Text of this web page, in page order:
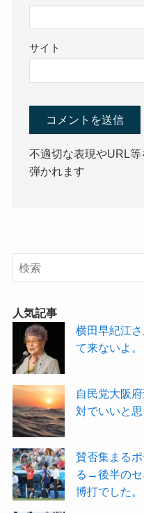
サイト
不適切な表現やURL
弾かれます
人気記事
横田早紀江
て来ないよ。
自民党大阪
対でいいと思
賛否集まる
る→後半のセ
博打でした。